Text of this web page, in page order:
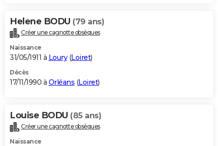
Helene BODU (79 ans)
Créer une cagnotte obsèques
Naissance
31/05/1911 à Loury(Loiret)
Décès
17/11/1990 à Orléans (Loiret)
Louise BODU (85 ans)
Créer une cagnotte obsèques
Naissance